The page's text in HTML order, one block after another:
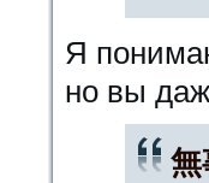
Я
но вы
無